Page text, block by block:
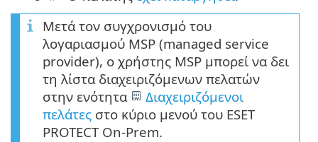
Μετά τον συγχρονισμό του
λογαριασμού MSP (managed service
provider), ο χρήστης MSP μπορεί να δει
τη λίστα διαχειριζόμενων πελατών
στην ενότητα
Διαχειριζόμενοι
πελάτες στο κύριο μενού του ESET
PROTECT On-Prem.